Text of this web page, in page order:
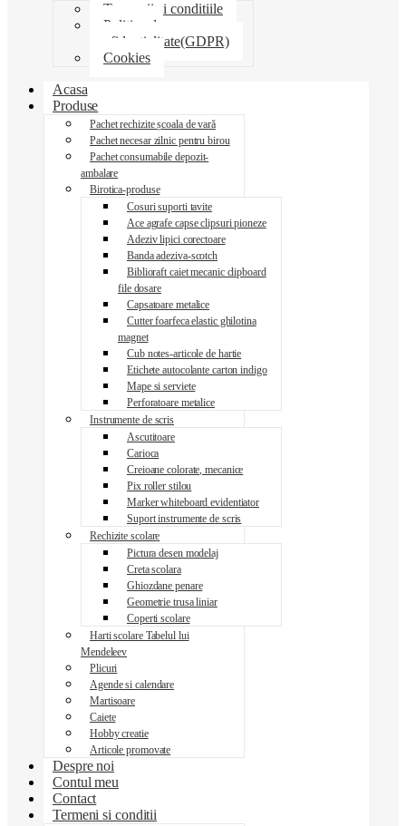
Termenii si conditiile
Politica de
confidentialitate(GDPR)
Cookies
Acasa
Produse
Pachet rechizite școala de vară
Pachet necesar zilnic pentru birou
Pachet consumabile depozit-
ambalare
Birotica-produse
Cosuri suporti tavite
Ace agrafe capse clipsuri pioneze
Adeziv lipici corectoare
Banda adeziva-scotch
Biblioraft caiet mecanic clipboard
file dosare
Capsatoare metalice
Cutter foarfeca elastic ghilotina
magnet
Cub notes-articole de hartie
Etichete autocolante carton indigo
Mape si serviete
Perforatoare metalice
Instrumente de scris
Ascutitoare
Carioca
Creioane colorate, mecanice
Pix roller stilou
Marker whiteboard evidentiator
Suport instrumente de scris
Rechizite scolare
Pictura desen modelaj
Creta scolara
Ghiozdane penare
Geometrie trusa liniar
Coperti scolare
Harti scolare Tabelul lui
Mendeleev
Plicuri
Agende si calendare
Martisoare
Caiete
Hobby creatie
Articole promovate
Despre noi
Contul meu
Contact
Termeni si conditii